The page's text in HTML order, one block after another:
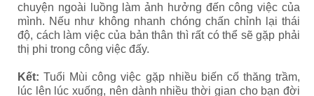
chuyện ngoài luồng làm ảnh hưởng đến công việc của
mình. Nếu như không nhanh chóng chấn chỉnh lại thái
độ, cách làm việc của bản thân thì rất có thể sẽ gặp phải
thị phi trong công việc đấy.
Kết:Tuổi Mùi công việc gặp nhiều biến cố thăng trầm,
lúc lên lúc xuống, nên dành nhiều thời gian cho bạn đời